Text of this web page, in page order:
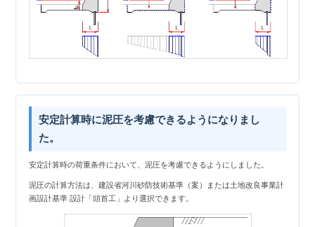
安定計算時に泥圧を考慮できるようになりまし
た。
安定計算時の荷重条件において、泥圧を考慮できるようにしました。
泥圧の計算方法は、建設省河川砂防技術基準（案）または土地改良事業計
画設計基準 設計「頭首工」より選択できます。